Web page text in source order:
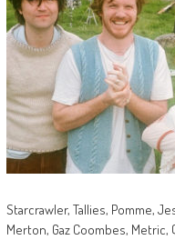
Starcrawler, Tallies, Pomme,
Merton, Gaz Coombes, Metric,